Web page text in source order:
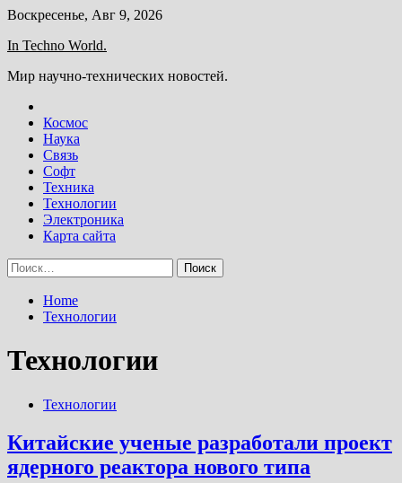
Skip
content
Воскресенье, Авг 9, 2026
In Techno World.
Мир научно-технических новостей.
Космос
Наука
Связь
Софт
Техника
Технологии
Электроника
Карта сайта
Найти:
Home
Технологии
Технологии
Технологии
Китайские ученые разработали проект
ядерного реактора нового типа